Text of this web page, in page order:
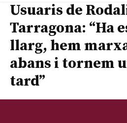
Usuaris de
Tarragona: “Ha
llarg, hem
abans i tornem
tard”